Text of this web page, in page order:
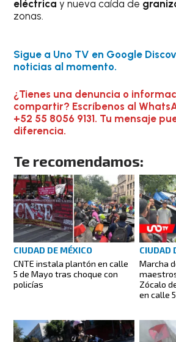
eléctrica y nueva caída de
zonas.
Sigue a Uno TV en Google
noticias al momento.
¿Tienes una denuncia o
compartir? Escríbenos al
+52 55 8056 9131. Tu mensaje
diferencia.
Te recomendamos:
CIUDAD DE MÉXICO
CNTE instala plantón en calle
5 de Mayo tras choque con
policías
CIUDAD
Marcha
Zócalo
en calle